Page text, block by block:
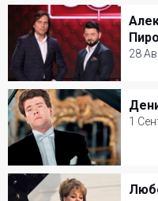
Зеленый театр ВДНХ
Другое
28
Александр
28 Августа 2026
Зеленый театр ВДНХ
Юмор
1
1 Сентября 2026
КЗ Чайковского
Любовь